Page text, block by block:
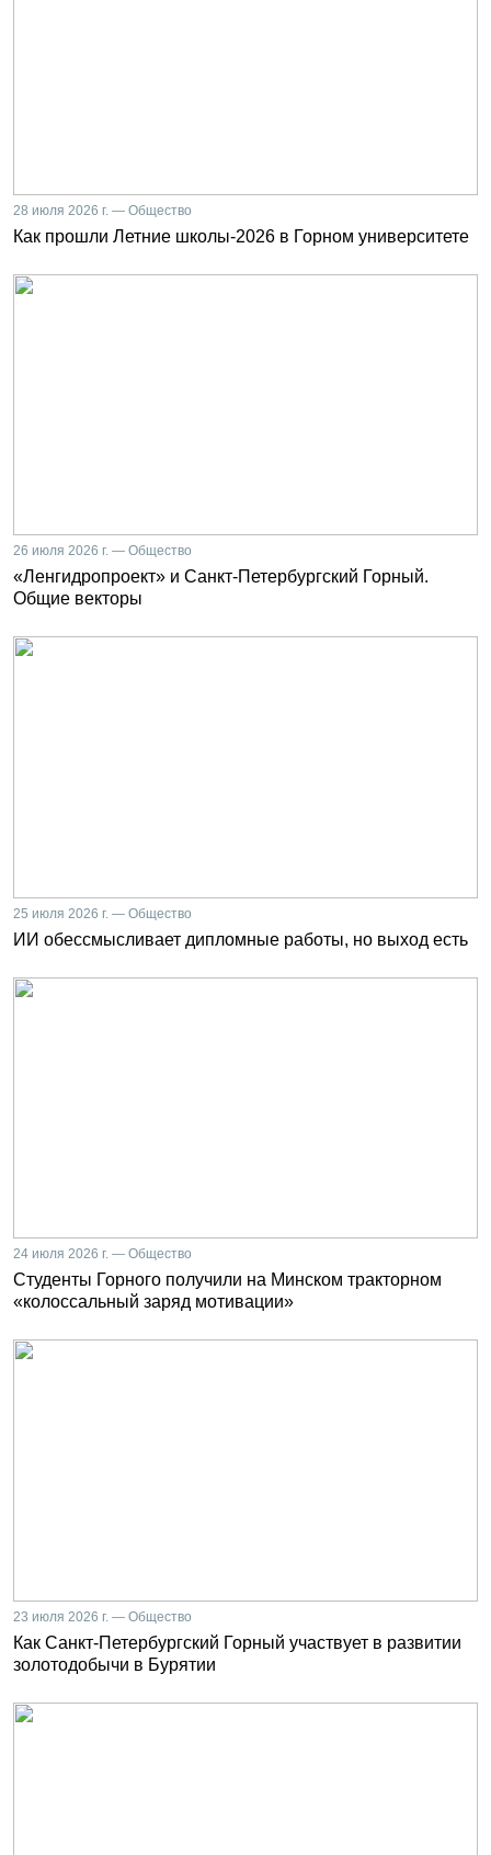
28 июля 2026 г. — Общество
Как прошли Летние школы-2026 в Горном университете
26 июля 2026 г. — Общество
«Ленгидропроект» и Санкт-Петербургский Горный.
Общие векторы
25 июля 2026 г. — Общество
ИИ обессмысливает дипломные работы, но выход есть
24 июля 2026 г. — Общество
Студенты Горного получили на Минском тракторном
«колоссальный заряд мотивации»
23 июля 2026 г. — Общество
Как Санкт-Петербургский Горный участвует в развитии
золотодобычи в Бурятии